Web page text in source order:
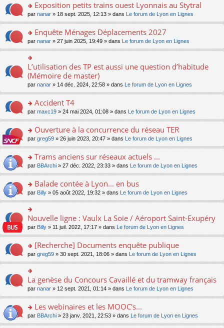
ult
er
le
m
e
s
g
e
n
o
lu
le
pl
u
s
e
nt
o
n
ult
er
le
m
s
a
e
n
o
lu
le
pl
u
s
e
nt
Exposition petits trains ouest Lyonnais au Stytral
par nanar » 18 sept. 2025, 12:13 » dans Le forum de Lyon en Lignes
o
n
s
ult
er
le
m
e
s
a
e
n
o
lu
le
pl
u
s
c
nt
Enquête Ménages Déplacements 2027
par nanar » 27 juin 2025, 19:49 » dans Le forum de Lyon en Lignes
n
s
ult
er
le
m
e
s
a
g
e
n
lu
le
pl
u
s
c
e
nt
L’utilisation des TP est aussi une question d’habitude
(Mémoire de master)
par nanar » 14 déc. 2024, 22:58 » dans Le forum de Lyon en Lignes
o
n
ult
er
le
m
e
a
g
e
n
o
lu
pl
u
s
ré
c
e
nt
Accident T4
par maxc19 » 24 mai 2024, 01:08 » dans Le forum de Lyon en Lignes
o
n
ult
er
le
m
e
s
g
e
n
o
lu
pl
u
s
ré
e
nt
Ouverture à la concurrence du réseau TER
par greg59 » 26 juin 2023, 20:47 » dans Le forum de Lyon en Lignes
o
n
ult
er
le
m
e
s
g
e
n
o
n
le
u
s
ré
Trams anciens sur réseaux actuels ...
par BBArchi » 27 déc. 2022, 23:33 » dans Le forum de Lyon en Lignes
o
n
s
ult
er
le
m
e
s
a
e
n
o
n
le
Balade contée à Lyon... en bus
par Billy » 05 août 2022, 19:32 » dans Le forum de Lyon en Lignes
o
n
er
le
m
e
s
a
g
e
n
o
Nouvelle ligne : Vaulx La Soie / Aéroport Saint-Exupéry
par Billy » 11 juil. 2022, 17:17 » dans Le forum de Lyon en Lignes
o
n
s
ult
er
le
m
e
s
[Recherche] Documents enquête publique
par greg59 » 30 sept. 2021, 18:06 » dans Le forum de Lyon en Lignes
n
er
le
m
La genèse du Concours Cavaillé et du tramway français
par nanar » 12 sept. 2021, 01:14 » dans Le forum de Lyon en Lignes
o
n
Les webinaires et les MOOC's...
par BBArchi » 23 janv. 2021, 22:53 » dans Le forum de Lyon en Lignes